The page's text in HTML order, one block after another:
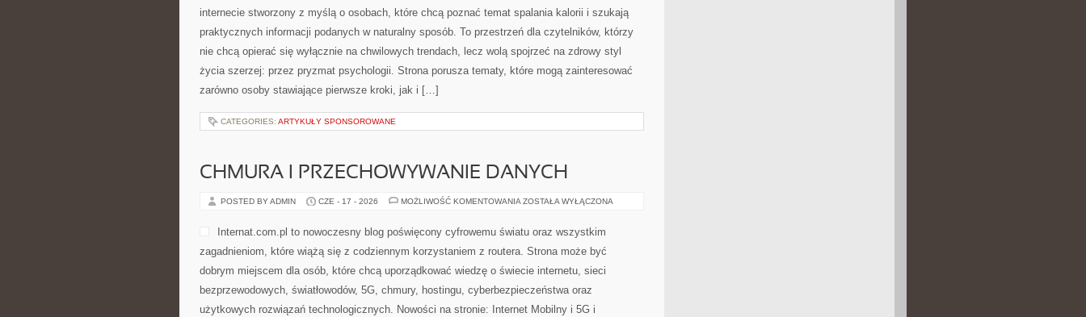
internecie stworzony z myślą o osobach, które chcą poznać temat spalania kalorii i szukają
praktycznych informacji podanych w naturalny sposób. To przestrzeń dla czytelników, którzy
nie chcą opierać się wyłącznie na chwilowych trendach, lecz wolą spojrzeć na zdrowy styl
życia szerzej: przez pryzmat psychologii. Strona porusza tematy, które mogą zainteresować
zarówno osoby stawiające pierwsze kroki, jak i […]
CATEGORIES: ARTYKUŁY SPONSOROWANE
CHMURA I PRZECHOWYWANIE DANYCH
POSTED BY ADMIN CZE - 17 - 2026 MOŻLIWOŚĆ KOMENTOWANIA CHMURA
DANYCH
ZOSTAŁA WYŁĄCZONA
Internat.com.pl to nowoczesny blog poświęcony cyfrowemu światu oraz wszystkim
zagadnieniom, które wiążą się z codziennym korzystaniem z routera. Strona może być
dobrym miejscem dla osób, które chcą uporządkować wiedzę o świecie internetu, sieci
bezprzewodowych, światłowodów, 5G, chmury, hostingu, cyberbezpieczeństwa oraz
użytkowych rozwiązań technologicznych. Nowości na stronie: Internet Mobilny i 5G i